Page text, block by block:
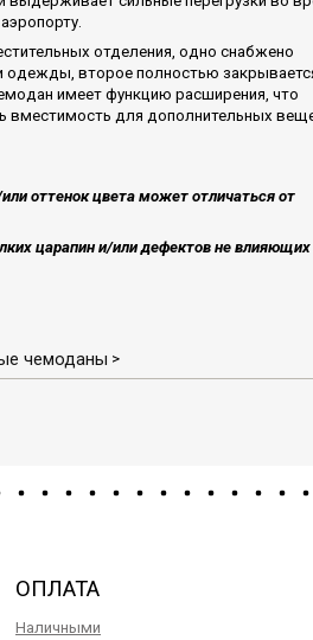
отделения, одно снабжено
одежды, второе полностью
имеет функцию расширения, что
вместимость для дополнительных
оттенок цвета может отличаться от
царапин и/или дефектов не влияющих
чемоданы >
ОПЛАТА
Наличными